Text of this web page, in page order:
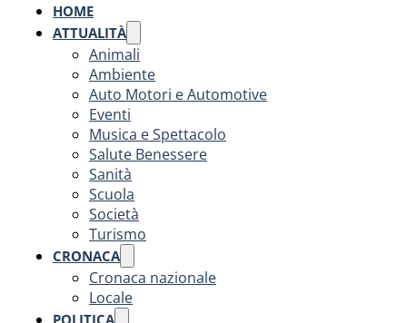
HOME
ATTUALITÀ
Animali
Ambiente
Auto Motori e Automotive
Eventi
Musica e Spettacolo
Salute Benessere
Sanità
Scuola
Società
Turismo
CRONACA
Cronaca nazionale
Locale
POLITICA